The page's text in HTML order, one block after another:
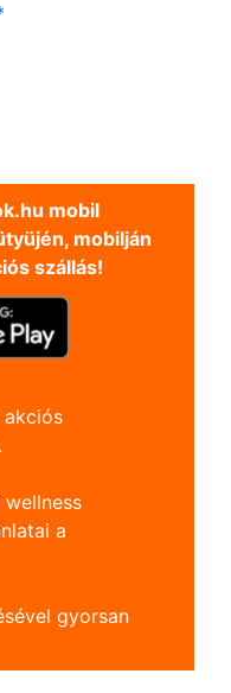
mobil
mobilján
szállás!
a
gyorsan